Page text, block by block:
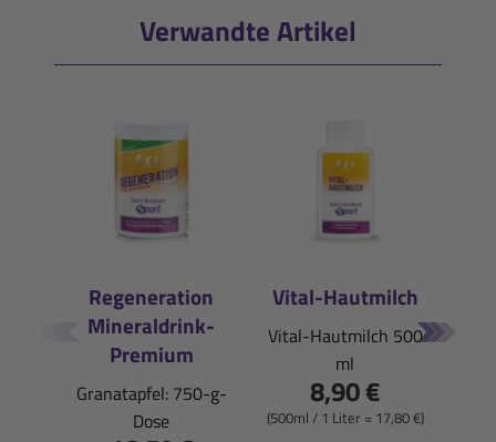
Verwandte Artikel
Regeneration
Mineraldrink-
Premium
Granatapfel: 750-g-
Dose
Vital-Hautmilch
Vital-Hautmilch 500
ml
8,90 €
(500ml / 1 Liter = 17,80 €)